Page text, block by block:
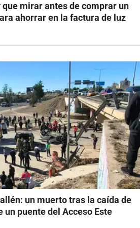
que mirar antes de comprar un
ahorrar en la factura de luz
un muerto tras la caída de
un puente del Acceso Este